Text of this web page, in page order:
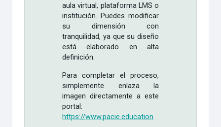
aula virtual, plataforma LMS o
institución. Puedes modificar
su dimensión con
tranquilidad, ya que su diseño
está elaborado en alta
definición.
Para completar el proceso,
simplemente enlaza la
imagen directamente a este
portal:
https://www.pacie.education